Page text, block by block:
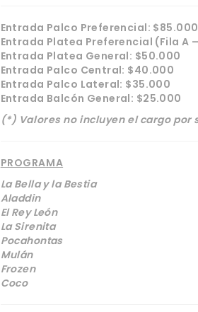
Entrada Palco Preferencial: $85.000
Entrada Platea Preferencial (Fila A
Entrada Platea General: $50.000
Entrada Palco Central: $40.000
Entrada Palco Lateral: $35.000
Entrada Balcón General: $25.000
(*) Valores no incluyen el cargo por
PROGRAMA
La Bella y la Bestia
Aladdin
El Rey León
La Sirenita
Pocahontas
Mulán
Frozen
Coco